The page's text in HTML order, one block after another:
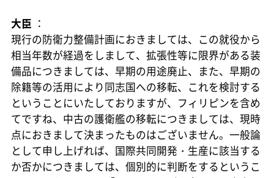
大臣 ：
現行の防衛力整備計画におきましては、この就役から
相当年数が経過をしまして、拡張性等に限界がある装
備品につきましては、早期の用途廃止、また、早期の
除籍等の活用により同志国への移転、これを検討する
ということにいたしておりますが、フィリピンを含め
てですね、中古の護衛艦の移転につきましては、現時
点におきまして決まったものはございません。一般論
として申し上げれば、国際共同開発・生産に該当する
か否かにつきましては、個別的に判断をするというこ